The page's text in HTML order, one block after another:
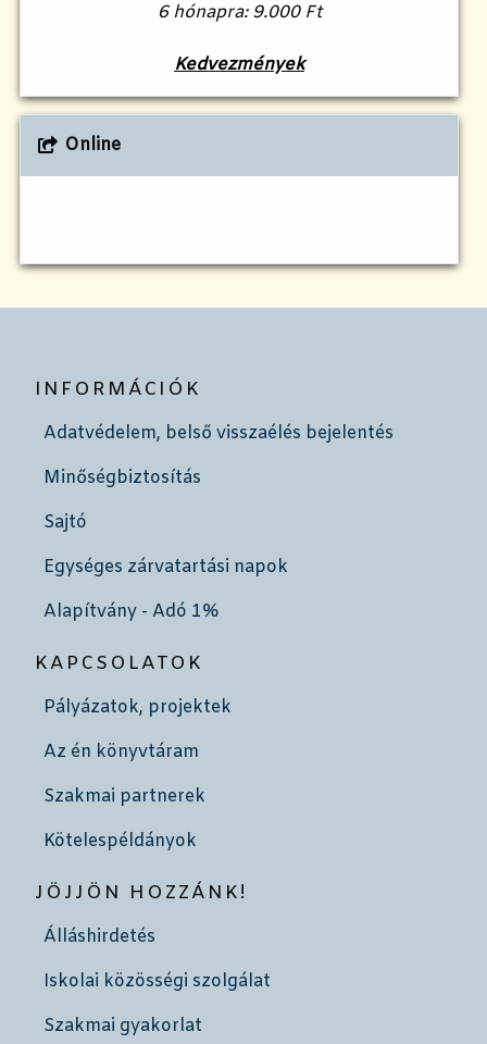
6 hónapra: 9.000 Ft
Kedvezmények
Online
INFORMÁCIÓK
Adatvédelem, belső visszaélés bejelentés
Minőségbiztosítás
Sajtó
Egységes zárvatartási napok
Alapítvány - Adó 1%
KAPCSOLATOK
Pályázatok, projektek
Az én könyvtáram
Szakmai partnerek
Kötelespéldányok
JÖJJÖN HOZZÁNK!
Álláshirdetés
Iskolai közösségi szolgálat
Szakmai gyakorlat